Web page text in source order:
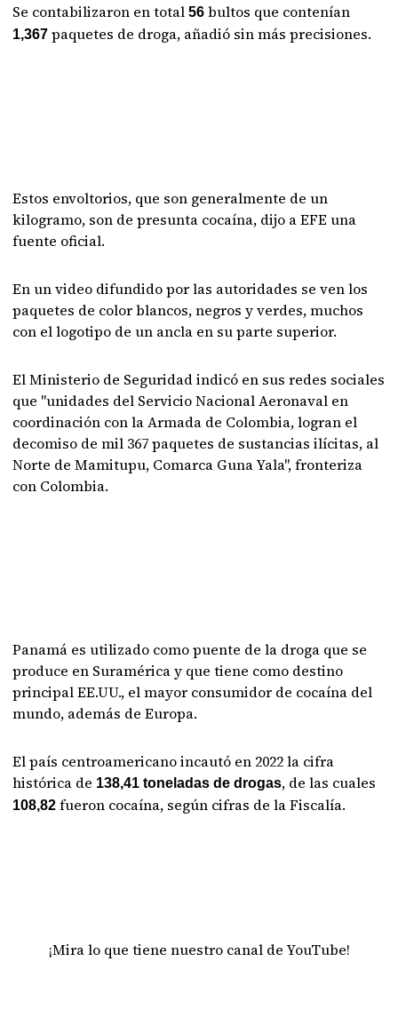
Se contabilizaron en total56 bultos que contenían
1,367 paquetes de droga, añadió sin más precisiones.
Estos envoltorios, que son generalmente de un
kilogramo, son de presunta cocaína, dijo a EFE una
fuente oficial.
En un video difundido por las autoridades se ven los
paquetes de color blancos, negros y verdes, muchos
con el logotipo de un ancla en su parte superior.
El Ministerio de Seguridad indicó en sus redes sociales
que "unidades del Servicio Nacional Aeronaval en
coordinación con la Armada de Colombia, logran el
decomiso de mil 367 paquetes de sustancias ilícitas, al
Norte de Mamitupu, Comarca Guna Yala", fronteriza
con Colombia.
Panamá es utilizado como puente de la droga que se
produce en Suramérica y que tiene como destino
principal EE.UU., el mayor consumidor de cocaína del
mundo, además de Europa.
El país centroamericano incautó en 2022 la cifra
histórica de 138,41 toneladas de drogas, de las cuales
108,82 fueron cocaína, según cifras de la Fiscalía.
¡Mira lo que tiene nuestro canal de YouTube!